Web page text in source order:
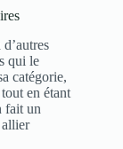
qui le
catégorie,
en étant
fait un